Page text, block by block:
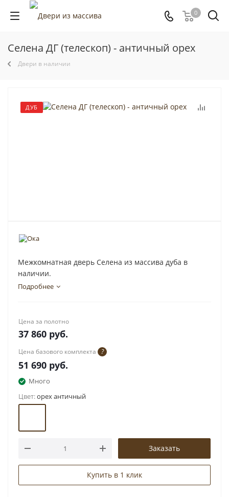
0
Селена ДГ (телескоп) - античный орех
Двери в наличии
ДУБ
Межкомнатная дверь Селена из массива дуба в
наличии.
Подробнее
Цена за полотно
37 860 руб.
Цена базового комплекта ?
51 690 руб.
Много
Цвет:орех античный
Заказать
Купить в 1 клик